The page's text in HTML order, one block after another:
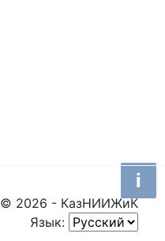
i
© 2026 - КазНИИЖиК
Язык: